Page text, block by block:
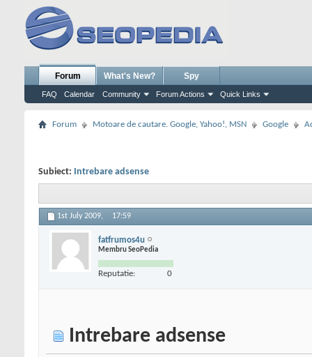
Forum
FAQ Calendar Community Forum Actions Quick Links
What's New? Spy
Forum Motoare de cautare. Google, Yahoo!, MSN Google
Subiect: Intrebare adsense
1st July 2009, 17:59
fatfrumos4u
Membru SeoPedia
Reputatie: 0
Intrebare adsense